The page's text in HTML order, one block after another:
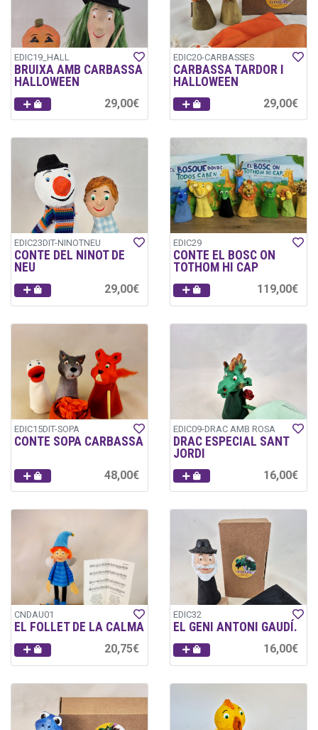
EDIC19_HALL
BRUIXA AMB CARBASSA
HALLOWEEN
29,00€
EDIC20-CARBASSES
CARBASSA TARDOR I
HALLOWEEN
29,00€
EDIC23DIT-NINOTNEU
CONTE DEL NINOT DE
NEU
29,00€
EDIC29
CONTE EL BOSC ON
TOTHOM HI CAP
119,00€
EDIC15DIT-SOPA
CONTE SOPA CARBASSA
48,00€
EDIC09-DRAC AMB ROSA
DRAC ESPECIAL SANT
JORDI
16,00€
CNDAU01
EL FOLLET DE LA CALMA
20,75€
EDIC32
EL GENI ANTONI GAUDÍ.
16,00€